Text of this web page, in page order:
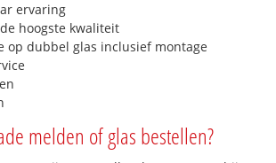
ervaring
hoogste kwaliteit
op dubbel glas inclusief montage
melden of glas bestellen?